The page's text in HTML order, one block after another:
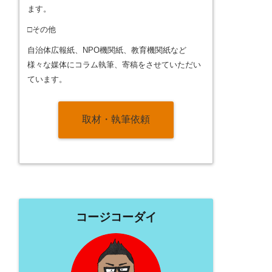
ます。
□その他
自治体広報紙、NPO機関紙、教育機関紙など
様々な媒体にコラム執筆、寄稿をさせていただい
ています。
取材・執筆依頼
コージコーダイ